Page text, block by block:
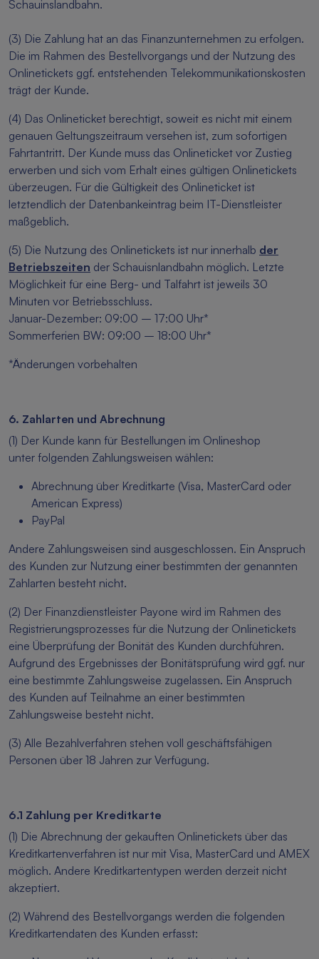
Schauinslandbahn.
(3) Die Zahlung hat an das Finanzunternehmen zu erfolgen.
Die im Rahmen des Bestellvorgangs und der Nutzung des
Onlinetickets ggf. entstehenden Telekommunikationskosten
trägt der Kunde.
(4) Das Onlineticket berechtigt, soweit es nicht mit einem
genauen Geltungszeitraum versehen ist, zum sofortigen
Fahrtantritt. Der Kunde muss das Onlineticket vor Zustieg
erwerben und sich vom Erhalt eines gültigen Onlinetickets
überzeugen. Für die Gültigkeit des Onlineticket ist
letztendlich der Datenbankeintrag beim IT-Dienstleister
maßgeblich.
(5) Die Nutzung des Onlinetickets ist nur innerhalb der
Betriebszeiten der Schauisnlandbahn möglich. Letzte
Möglichkeit für eine Berg- und Talfahrt ist jeweils 30
Minuten vor Betriebsschluss.
Januar-Dezember: 09:00 – 17:00 Uhr*
Sommerferien BW: 09:00 – 18:00 Uhr*
*Änderungen vorbehalten
6. Zahlarten und Abrechnung
(1) Der Kunde kann für Bestellungen im Onlineshop
unter folgenden Zahlungsweisen wählen:
Abrechnung über Kreditkarte (Visa, MasterCard oder
American Express)
PayPal
Andere Zahlungsweisen sind ausgeschlossen. Ein Anspruch
des Kunden zur Nutzung einer bestimmten der genannten
Zahlarten besteht nicht.
(2) Der Finanzdienstleister Payone wird im Rahmen des
Registrierungsprozesses für die Nutzung der Onlinetickets
eine Überprüfung der Bonität des Kunden durchführen.
Aufgrund des Ergebnisses der Bonitätsprüfung wird ggf. nur
eine bestimmte Zahlungsweise zugelassen. Ein Anspruch
des Kunden auf Teilnahme an einer bestimmten
Zahlungsweise besteht nicht.
(3) Alle Bezahlverfahren stehen voll geschäftsfähigen
Personen über 18 Jahren zur Verfügung.
6.1 Zahlung per Kreditkarte­­­­
(1) Die Abrechnung der gekauften Onlinetickets über das
Kreditkartenverfahren ist nur mit Visa, MasterCard und AMEX
möglich. Andere Kreditkartentypen werden derzeit nicht
akzeptiert.
(2) Während des Bestellvorgangs werden die folgenden
Kreditkartendaten des Kunden erfasst: